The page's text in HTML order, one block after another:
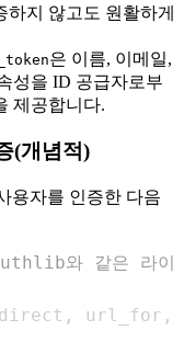
지 않고도 원활하게
은 이름, 이메일,
성을 ID 공급자로부
제공합니다.
(개념적)
용자를 인증한 다음
와 같은 라이
, url_for ,